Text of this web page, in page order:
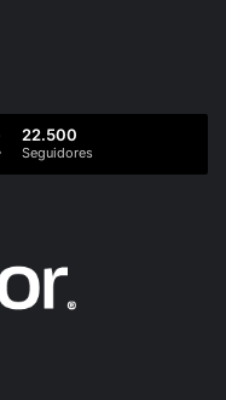
22.500
Seguidores